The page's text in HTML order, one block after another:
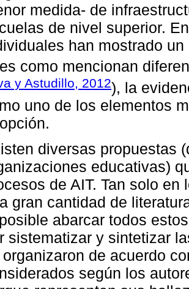
medida- de
de nivel superior.
han mostrado
como mencionan
y Astudillo, 2012), la
uno de los elementos
diversas propuestas
educativas)
de AIT. Tan solo
gran cantidad de
abarcar todos
sistematizar y sintetizar
organizaron de acuerdo
según los